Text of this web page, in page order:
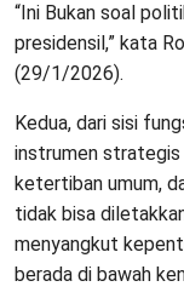
“Ini Bukan soal
presidensil,” kata
(29/1/2026).
Kedua, dari sisi
instrumen strategis
ketertiban umum,
tidak bisa
menyangkut
berada di bawah